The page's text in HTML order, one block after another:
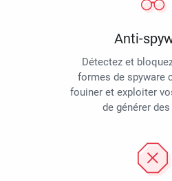
Anti-
Détectez et
formes de spyware
fouiner et exploiter
de générer